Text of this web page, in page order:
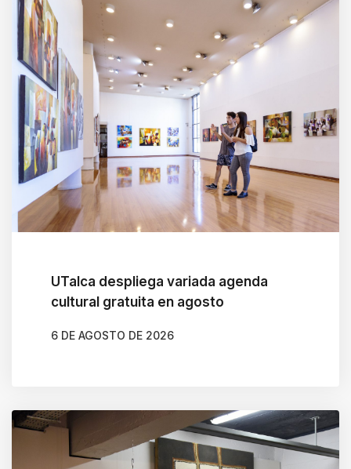
UTalca despliega variada agenda
cultural gratuita en agosto
6 DE AGOSTO DE 2026